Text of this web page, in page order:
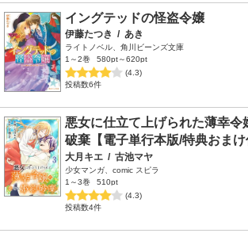
イングテッドの怪盗令嬢
伊藤たつき / あき
ライトノベル、角川ビーンズ文庫
1～2巻
580pt～620pt
(4.3)
投稿数6件
悪女に仕立て上げられた薄幸令
破棄【電子単行本版/特典おまけ
大月キエ / 古池マヤ
少女マンガ、comic スピラ
1～3巻
510pt
(4.3)
投稿数4件